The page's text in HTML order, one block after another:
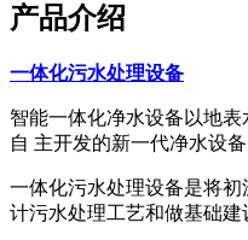
产品介绍
一体化污水处理设备
智能一体化净水设备以地
自 主开发的新一代净水设
一体化污水处理设备是将
计污水处理工艺和做基础建